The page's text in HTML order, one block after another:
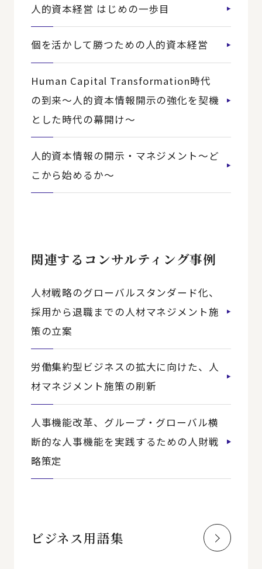
人的資本経営 はじめの一歩目
個を活かして勝つための人的資本経営
Human Capital Transformation時代
の到来～人的資本情報開示の強化を契機
とした時代の幕開け～
人的資本情報の開示・マネジメント～ど
こから始めるか～
関連するコンサルティング事例
人材戦略のグローバルスタンダード化、
採用から退職までの人材マネジメント施
策の立案
労働集約型ビジネスの拡大に向けた、人
材マネジメント施策の刷新
人事機能改革、グループ・グローバル横
断的な人事機能を実践するための人財戦
略策定
ビジネス用語集